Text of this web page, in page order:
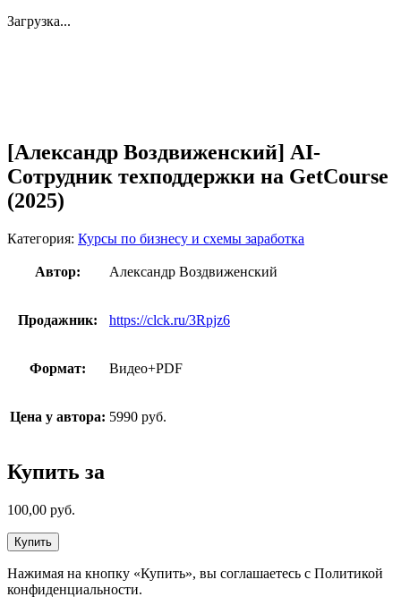
Загрузка...
[Александр Воздвиженский] AI-
Сотрудник техподдержки на GetCourse
(2025)
Категория: Курсы по бизнесу и схемы заработка
Автор: Александр Воздвиженский
Продажник: https://clck.ru/3Rpjz6
Формат: Видео+PDF
Цена у автора: 5990 руб.
Купить за
100,00 руб.
Купить
Нажимая на кнопку «Купить», вы соглашаетесь с Политикой
конфиденциальности.